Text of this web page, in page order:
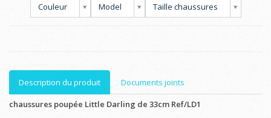
Couleur Model Taille chaussures
Description du produit
Documents joints
chaussures poupée Little Darling de 33cm Ref/LD1